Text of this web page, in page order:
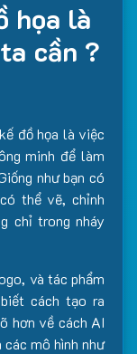
họa là
cần ?
đồ họa là việc
minh để làm
như bạn có
thể vẽ, chỉnh
chỉ trong nháy
và tác phẩm
cách tạo ra
hơn về cách AI
mô hình như